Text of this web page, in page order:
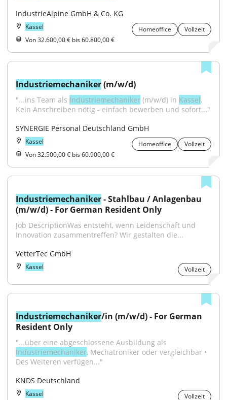
IndustrieAlpine GmbH & Co. KG
Kassel Homeoffice
Vollzeit
Von 32.600,00 € bis 60.800,00 €
Industriemechaniker (m/w/d)
"...ins Team als Industriemechaniker (m/w/d) in Kassel.
Kein Anschreiben nötig - einfach bewerben und sofort..."
SYNERGIE Personal Deutschland GmbH
Kassel Homeoffice
Vollzeit
Von 32.500,00 € bis 60.900,00 €
Industriemechaniker - Stahlbau / Anlagenbau
(m/w/d) - For German Resident Only
Job DescriptionWas entsteht, wenn Leidenschaft und
Innovation zusammentreffen? Wir gestalten die...
VetterTec GmbH
Kassel Vollzeit
Industriemechaniker/in (m/w/d) - For German
Resident Only
Industriemechaniker, Mechatroniker oder vergleichbar •
Des Weiteren verfügen..."
KNDS Deutschland
Kassel Vollzeit